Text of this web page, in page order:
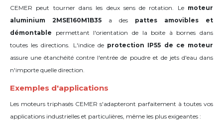
CEMER peut tourner dans les deux sens de rotation. Le moteur
aluminium 2MSE160M1B35 a des pattes amovibles et
démontable permettant l'orientation de la boite à bornes dans
toutes les directions. L'indice de protection IP55 de ce moteur
assure une étanchéité contre l'entrée de poudre et de jets d'eau dans
n'importe quelle direction.
Exemples d'applications
Les moteurs triphasés CEMER s'adapteront parfaitement à toutes vos
applications industrielles et particulières, même les plus exigeantes :